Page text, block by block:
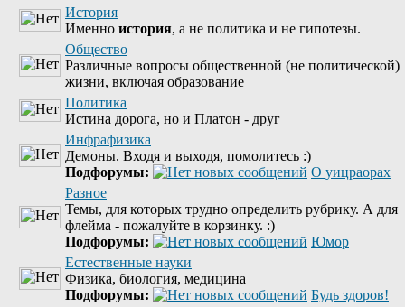
История
Именно история, а не политика и не гипотезы.
Общество
Различные вопросы общественной (не политической)
жизни, включая образование
Политика
Истина дорога, но и Платон - друг
Инфрафизика
Демоны. Входя и выходя, помолитесь :)
Подфорумы:
О уицраорах
Разное
Темы, для которых трудно определить рубрику. А для
флейма - пожалуйте в корзинку. :)
Подфорумы:
Юмор
Естественные науки
Физика, биология, медицина
Подфорумы:
Будь здоров!